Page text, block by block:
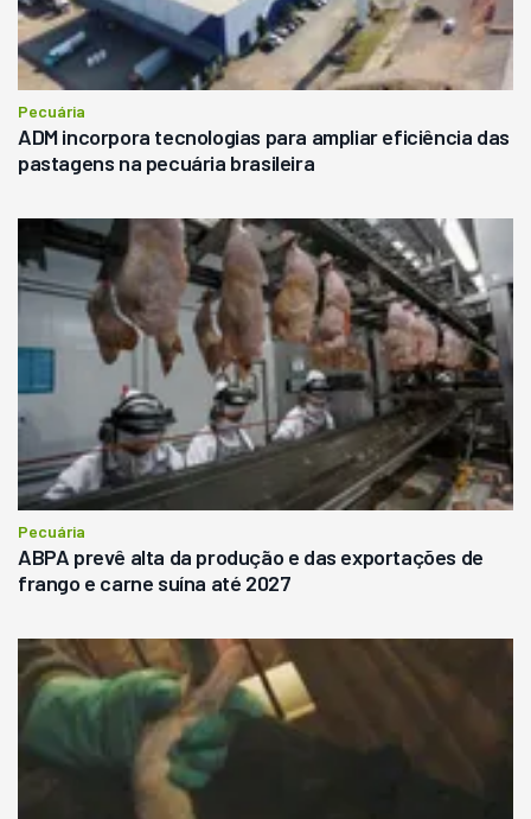
Pecuária
ADM incorpora tecnologias para ampliar eficiência das
pastagens na pecuária brasileira
Pecuária
ABPA prevê alta da produção e das exportações de
frango e carne suína até 2027